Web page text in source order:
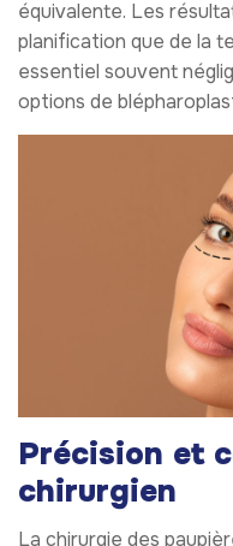
équivalente. Les
planification que de la
essentiel souvent
options de
Précision et
chirurgien
La chirurgie des